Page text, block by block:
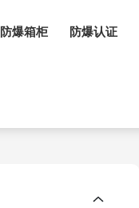
防爆箱柜 防爆认证